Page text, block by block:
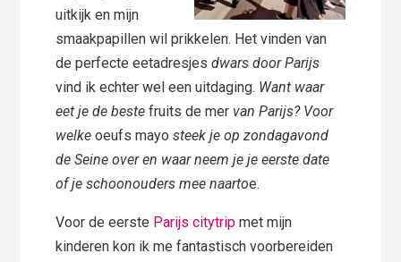
uitkijk en mijn
smaakpapillen wil prikkelen. Het vinden van
de perfecte eetadresjesdwars door Parijs
vind ik echter wel een uitdaging. Want waar
eet je de bestefruits de mer van Parijs? Voor
welkeoeufs mayosteek je op zondagavond
de Seine over en waar neem je je eerste date
of je schoonouders mee naartoe.
Voor de eerste Parijs citytrip met mijn
kinderen kon ik me fantastisch voorbereiden